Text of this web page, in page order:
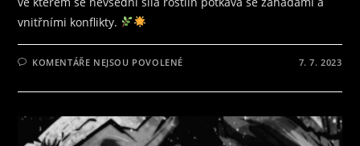
vnitřními konflikty.
KOMENTÁŘE NEJSOU POVOLENÉ
NÁZVEM
THING:
ZAPOMENUTÝ
HRDINA,
7. 7. 2023